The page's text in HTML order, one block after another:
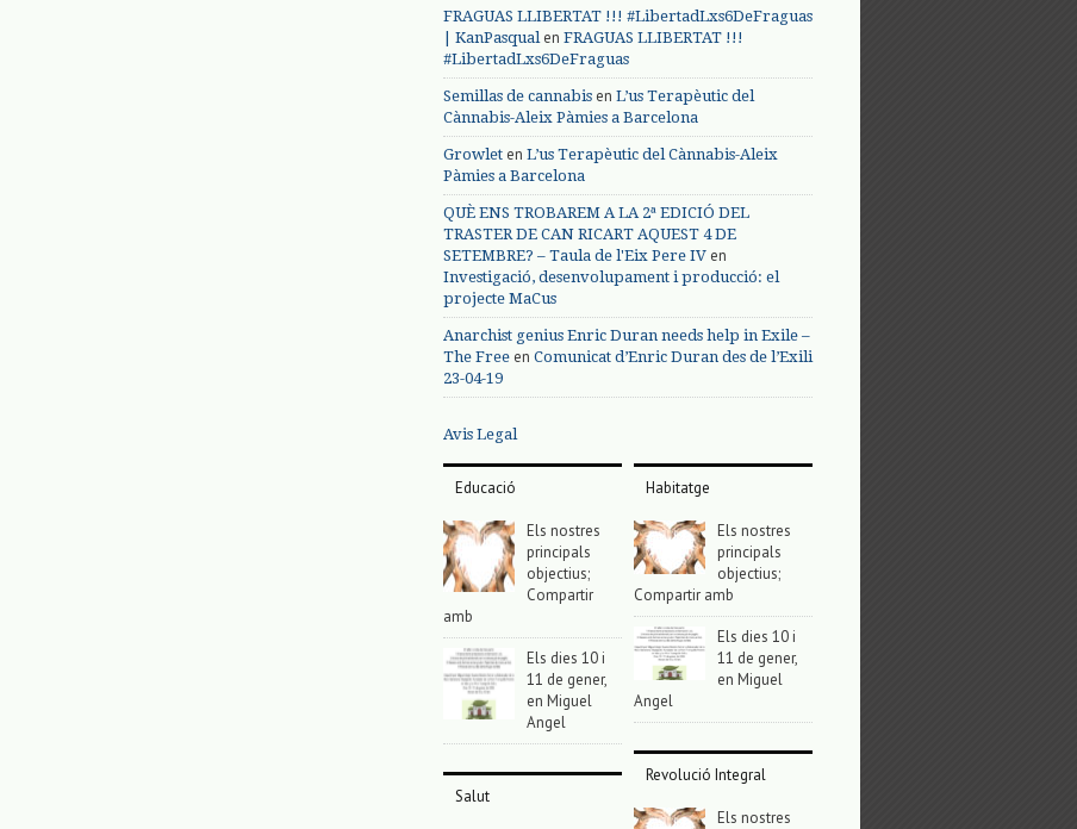
FRAGUAS LLIBERTAT !!! #LibertadLxs6DeFraguas
| KanPasqualen FRAGUAS LLIBERTAT !!!
#LibertadLxs6DeFraguas
Semillas de cannabis en L’us Terapèutic del
Cànnabis-Aleix Pàmies a Barcelona
Growlet en L’us Terapèutic del Cànnabis-Aleix
Pàmies a Barcelona
QUÈ ENS TROBAREM A LA 2ª EDICIÓ DEL
TRASTER DE CAN RICART AQUEST 4 DE
SETEMBRE? – Taula de l'Eix Pere IV en
Investigació, desenvolupament i producció: el
projecte MaCus
Anarchist genius Enric Duran needs help in Exile –
The Free en Comunicat d’Enric Duran des de l’Exili
23-04-19
Avis Legal
Educació
Els nostres
principals
objectius;
Compartir
amb
Els dies 10 i
11 de gener,
en Miguel
Angel
Salut
Habitatge
Els nostres
principals
objectius;
Compartir amb
Els dies 10 i
11 de gener,
en Miguel
Angel
Revolució Integral
Els nostres